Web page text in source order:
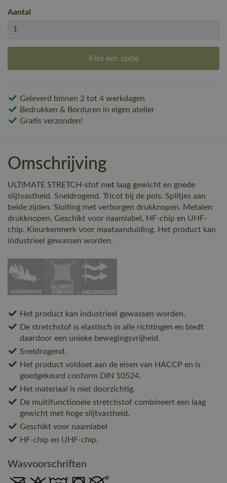
Aantal
Kies een optie
Geleverd binnen 2 tot 4 werkdagen
Bedrukken & Borduren in eigen atelier
Gratis verzonden!
Omschrijving
ULTIMATE STRETCH-stof met laag gewicht en goede
slijtvastheid. Sneldrogend. Tricot bij de pols. Splitjes aan
beide zijden. Sluiting met verborgen drukknopen. Metalen
drukknopen. Geschikt voor naamlabel, HF-chip en UHF-
chip. Kleurkenmerk voor maataanduiding. Het product kan
industrieel gewassen worden.
Het product kan industrieel gewassen worden.
De stretchstof is elastisch in alle richtingen en biedt
daardoor een unieke bewegingsvrijheid.
Sneldrogend.
Het product voldoet aan de eisen van HACCP en is
goedgekeurd conform DIN 10524.
Het materiaal is niet doorzichtig.
De multifunctionele stretchstof combineert een laag
gewicht met hoge slijtvastheid.
Geschikt voor naamlabel
HF-chip en UHF-chip.
Wasvoorschriften